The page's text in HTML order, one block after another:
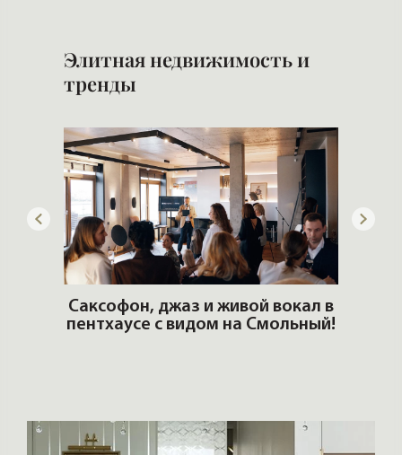
Элитная недвижимость и
тренды
Саксофон, джаз и живой вокал в
пентхаусе с видом на Смольный!